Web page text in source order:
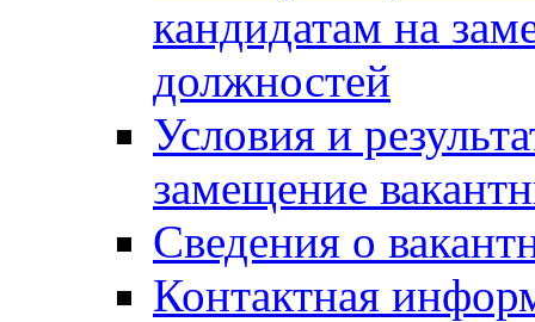
кандидатам на
должностей
Условия и
замещение
Сведения о
Контактная